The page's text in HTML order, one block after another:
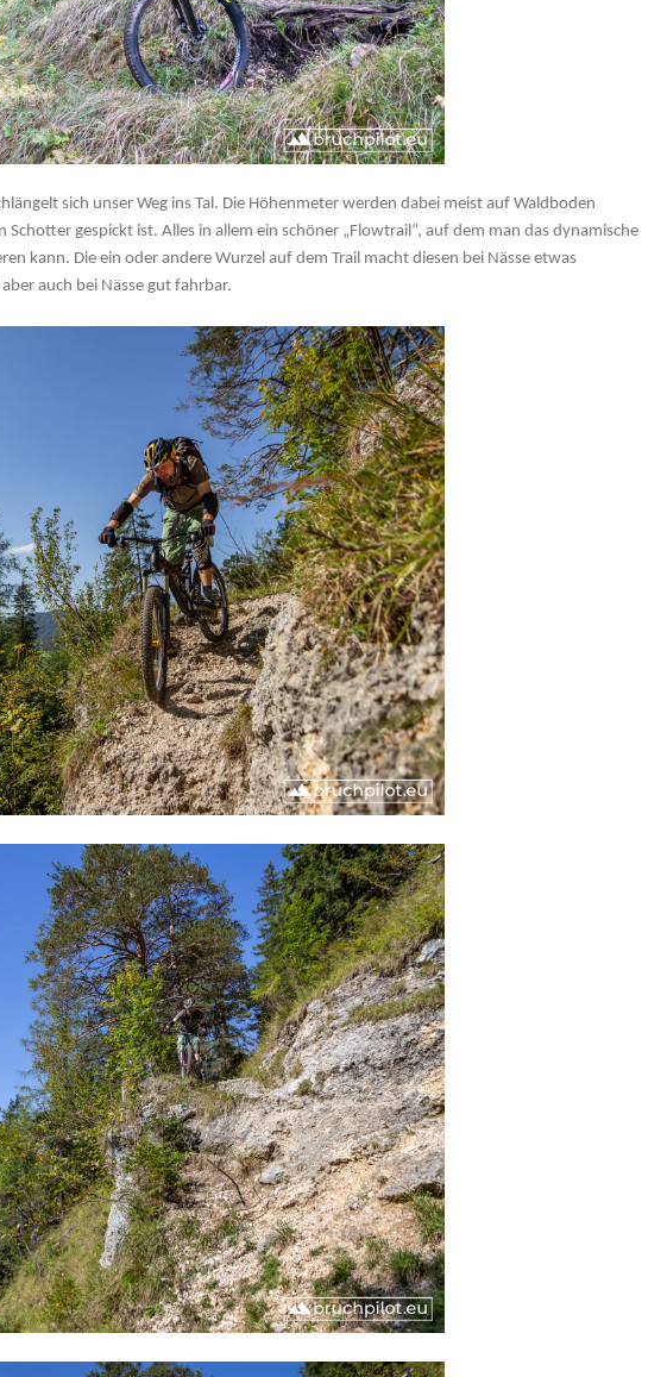
sich unser Weg ins Tal. Die Höhenmeter werden dabei meist auf Waldboden
gespickt ist. Alles in allem ein schöner „Flowtrail“, auf dem man das dynamische
kann. Die ein oder andere Wurzel auf dem Trail macht diesen bei Nässe etwas
auch bei Nässe gut fahrbar.